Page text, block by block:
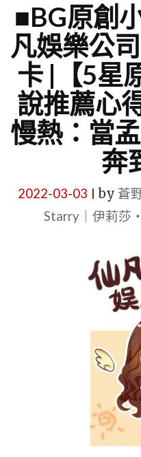
■BG原創
凡娛樂公
卡 |【5星
說推薦心
慢熱：當
奔
2022-03-03 by 蒼
Starry｜伊莉莎